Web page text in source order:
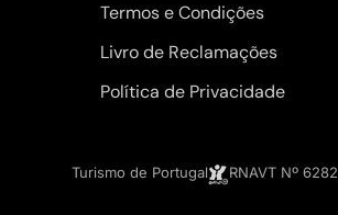
Termos e Condições
Livro de Reclamações
Política de Privacidade
Turismo de Portugal RNAVT Nº 6282